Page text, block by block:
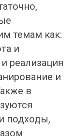
темам как:
и
реализация
и
в
подходы,